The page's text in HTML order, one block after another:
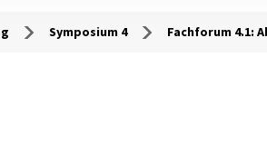
Symposium 4 Fachforum 4.1: